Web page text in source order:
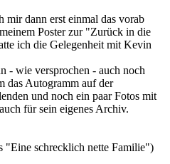
mir dann erst einmal das vorab
Poster zur "Zurück in die
ich die Gelegenheit mit Kevin
- wie versprochen - auch noch
das Autogramm auf der
und noch ein paar Fotos mit
für sein eigenes Archiv.
"Eine schrecklich nette Familie")